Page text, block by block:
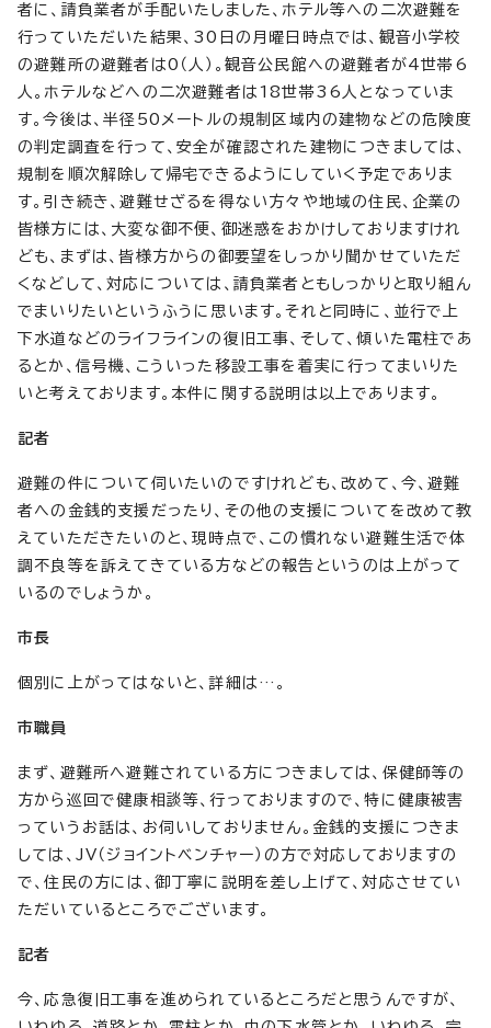
者に、請負業者が手配いたしました、ホテル等への二次避難を
行っていただいた結果、30日の月曜日時点では、観音小学校
の避難所の避難者は0（人）。観音公民館への避難者が4世帯6
人。ホテルなどへの二次避難者は18世帯36人となっていま
す。今後は、半径50メートルの規制区域内の建物などの危険度
の判定調査を行って、安全が確認された建物につきましては、
規制を順次解除して帰宅できるようにしていく予定でありま
す。引き続き、避難せざるを得ない方々や地域の住民、企業の
皆様方には、大変な御不便、御迷惑をおかけしておりますけれ
ども、まずは、皆様方からの御要望をしっかり聞かせていただ
くなどして、対応については、請負業者ともしっかりと取り組ん
でまいりたいというふうに思います。それと同時に、並行で上
下水道などのライフラインの復旧工事、そして、傾いた電柱であ
るとか、信号機、こういった移設工事を着実に行ってまいりた
いと考えております。本件に関する説明は以上であります。
記者
避難の件について伺いたいのですけれども、改めて、今、避難
者への金銭的支援だったり、その他の支援についてを改めて教
えていただきたいのと、現時点で、この慣れない避難生活で体
調不良等を訴えてきている方などの報告というのは上がって
いるのでしょうか。
市長
個別に上がってはないと、詳細は…。
市職員
まず、避難所へ避難されている方につきましては、保健師等の
方から巡回で健康相談等、行っておりますので、特に健康被害
っていうお話は、お伺いしておりません。金銭的支援につきま
しては、JV（ジョイントベンチャー）の方で対応しておりますの
で、住民の方には、御丁寧に説明を差し上げて、対応させてい
ただいているところでございます。
記者
今、応急復旧工事を進められているところだと思うんですが、